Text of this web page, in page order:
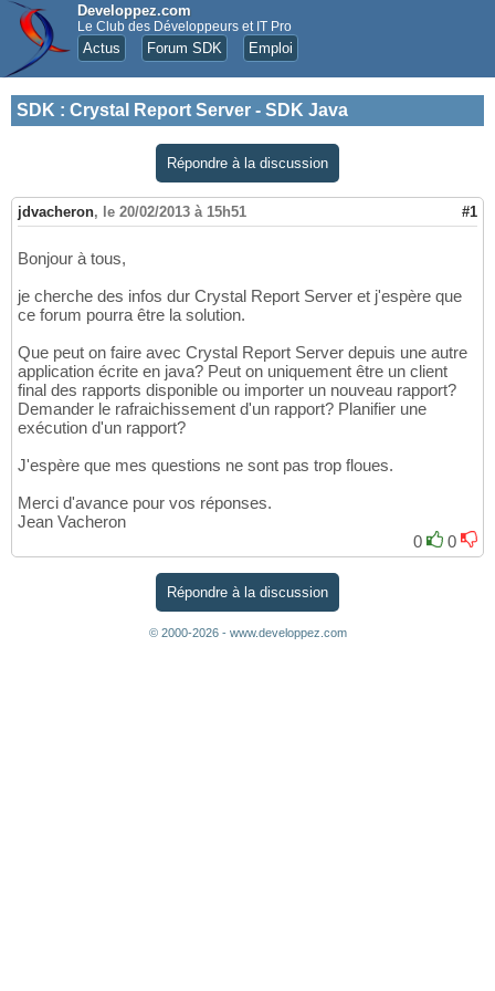
Developpez.com
Le Club des Développeurs et IT Pro
Actus Forum SDK Emploi
SDK : Crystal Report Server - SDK Java
Répondre à la discussion
jdvacheron, le 20/02/2013 à 15h51 #1
Bonjour à tous,
je cherche des infos dur Crystal Report Server et j'espère que
ce forum pourra être la solution.
Que peut on faire avec Crystal Report Server depuis une autre
application écrite en java? Peut on uniquement être un client
final des rapports disponible ou importer un nouveau rapport?
Demander le rafraichissement d'un rapport? Planifier une
exécution d'un rapport?
J'espère que mes questions ne sont pas trop floues.
Merci d'avance pour vos réponses.
Jean Vacheron
0
0
Répondre à la discussion
© 2000-2026 - www.developpez.com